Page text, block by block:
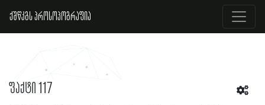
ქშწკგს პროსოპოგრაფია
ფაქტი 117